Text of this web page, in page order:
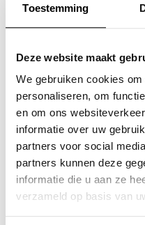
Toestemming
Deze website maakt
We gebruiken cookies
personaliseren, om
en om ons
informatie over uw
partners voor social
partners kunnen deze
informatie die u aan ze
verzameld op basis van
Application error: a client-
loadingwww.jvk.nl(see